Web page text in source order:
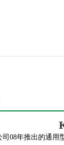
司08年推出的通